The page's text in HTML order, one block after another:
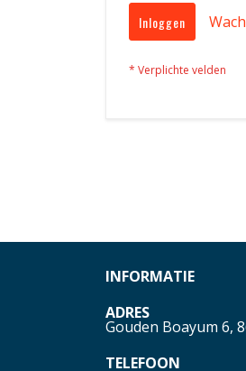
Inloggen
INFORMATIE
ADRES
Gouden Boayum 6,
TELEFOON